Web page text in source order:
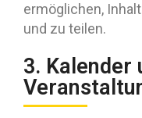
ermöglichen,
und zu teilen.
3. Kalender